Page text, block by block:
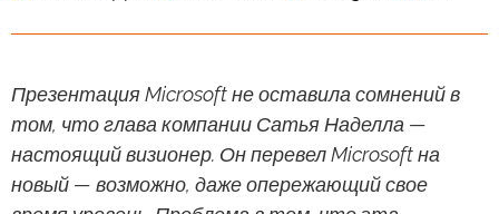
Презентация Microsoft не оставила сомнений в
том, что глава компании Сатья Наделла —
настоящий визионер. Он перевел Microsoft на
новый — возможно, даже опережающий свое